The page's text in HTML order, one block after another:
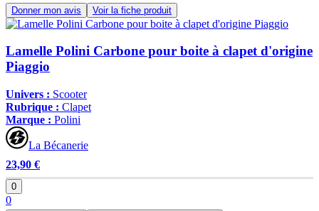
Donner mon avis Voir la fiche produit
Lamelle Polini Carbone pour boite à clapet d'origine
Piaggio
Univers : Scooter
Rubrique : Clapet
Marque : Polini
La Bécanerie
23,90 €
0
0